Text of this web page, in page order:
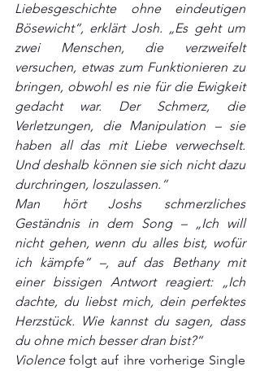
Liebesgeschichte ohne eindeutigen
Bösewicht“, erklärt Josh. „Es geht um
zwei Menschen, die verzweifelt
versuchen, etwas zum Funktionieren zu
bringen, obwohl es nie für die Ewigkeit
gedacht war. Der Schmerz, die
Verletzungen, die Manipulation – sie
haben all das mit Liebe verwechselt.
Und deshalb können sie sich nicht dazu
durchringen, loszulassen.“
Man hört Joshs schmerzliches
Geständnis in dem Song – „Ich will
nicht gehen, wenn du alles bist, wofür
ich kämpfe“ –, auf das Bethany mit
einer bissigen Antwort reagiert: „Ich
dachte, du liebst mich, dein perfektes
Herzstück. Wie kannst du sagen, dass
du ohne mich besser dran bist?“
Violence